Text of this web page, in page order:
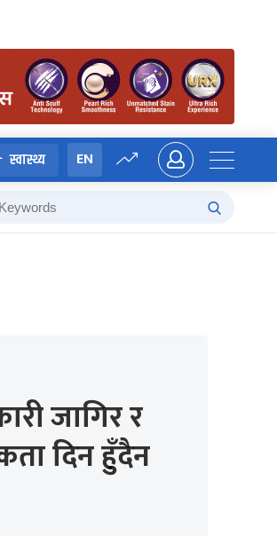
स्वास्थ्य EN
जागिर र
दिन हुँदैन